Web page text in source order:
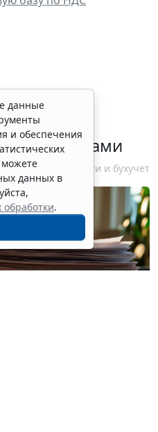
об
с акцизами
Налоги и бухучет
данные
и обеспечения
данных в
обработки.